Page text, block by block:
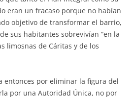
eran un fracaso porque no habían
objetivo de transformar el barrio,
sus habitantes sobrevivían “en la
limosnas de Cáritas y de los
entonces por eliminar la figura del
por una Autoridad Única, no por